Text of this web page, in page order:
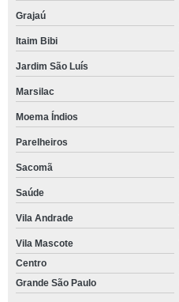
Grajaú
Itaim Bibi
Jardim São Luís
Marsilac
Moema Índios
Parelheiros
Sacomã
Saúde
Vila Andrade
Vila Mascote
Centro
Grande São Paulo